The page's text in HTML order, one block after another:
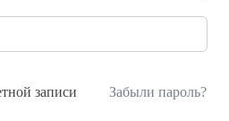
записи Забыли пароль?